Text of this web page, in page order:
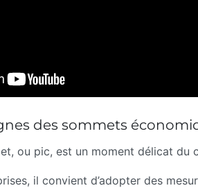
des sommets
ou pic, est un moment délicat du
il convient d’adopter des